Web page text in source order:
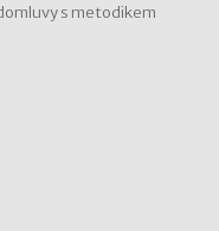
s metodikem